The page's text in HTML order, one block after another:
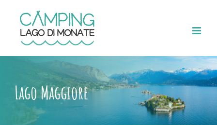
contenuto
Lago Maggiore